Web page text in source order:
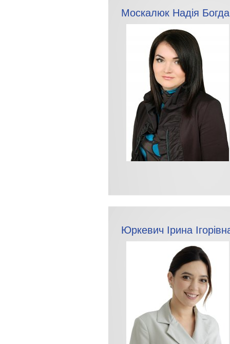
Москалюк Надія
Юркевич Ірина